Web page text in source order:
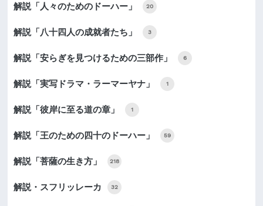
解説「人々のためのドーハー」 20
解説「八十四人の成就者たち」 3
解説「安らぎを見つけるための三部作」 6
解説「実写ドラマ・ラーマーヤナ」 1
解説「彼岸に至る道の章」 1
解説「王のための四十のドーハー」 59
解説「菩薩の生き方」 218
解説・スフリッレーカ 32